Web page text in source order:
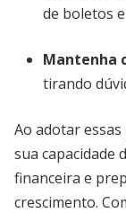
de boletos
Mantenha
tirando
Ao adotar
sua capacidade
financeira e
crescimento.